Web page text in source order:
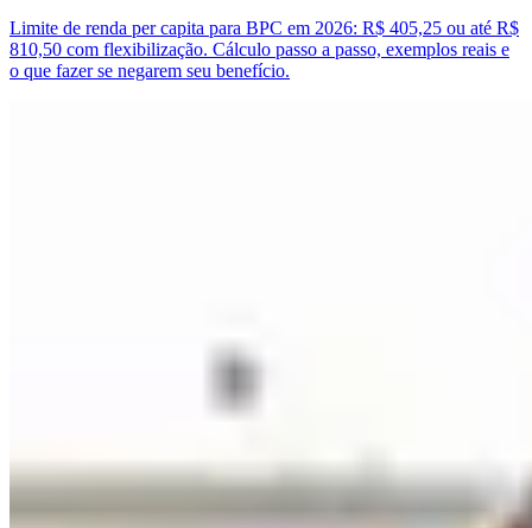
Limite de renda per capita para BPC em 2026: R$ 405,25 ou até R$
810,50 com flexibilização. Cálculo passo a passo, exemplos reais e
o que fazer se negarem seu benefício.